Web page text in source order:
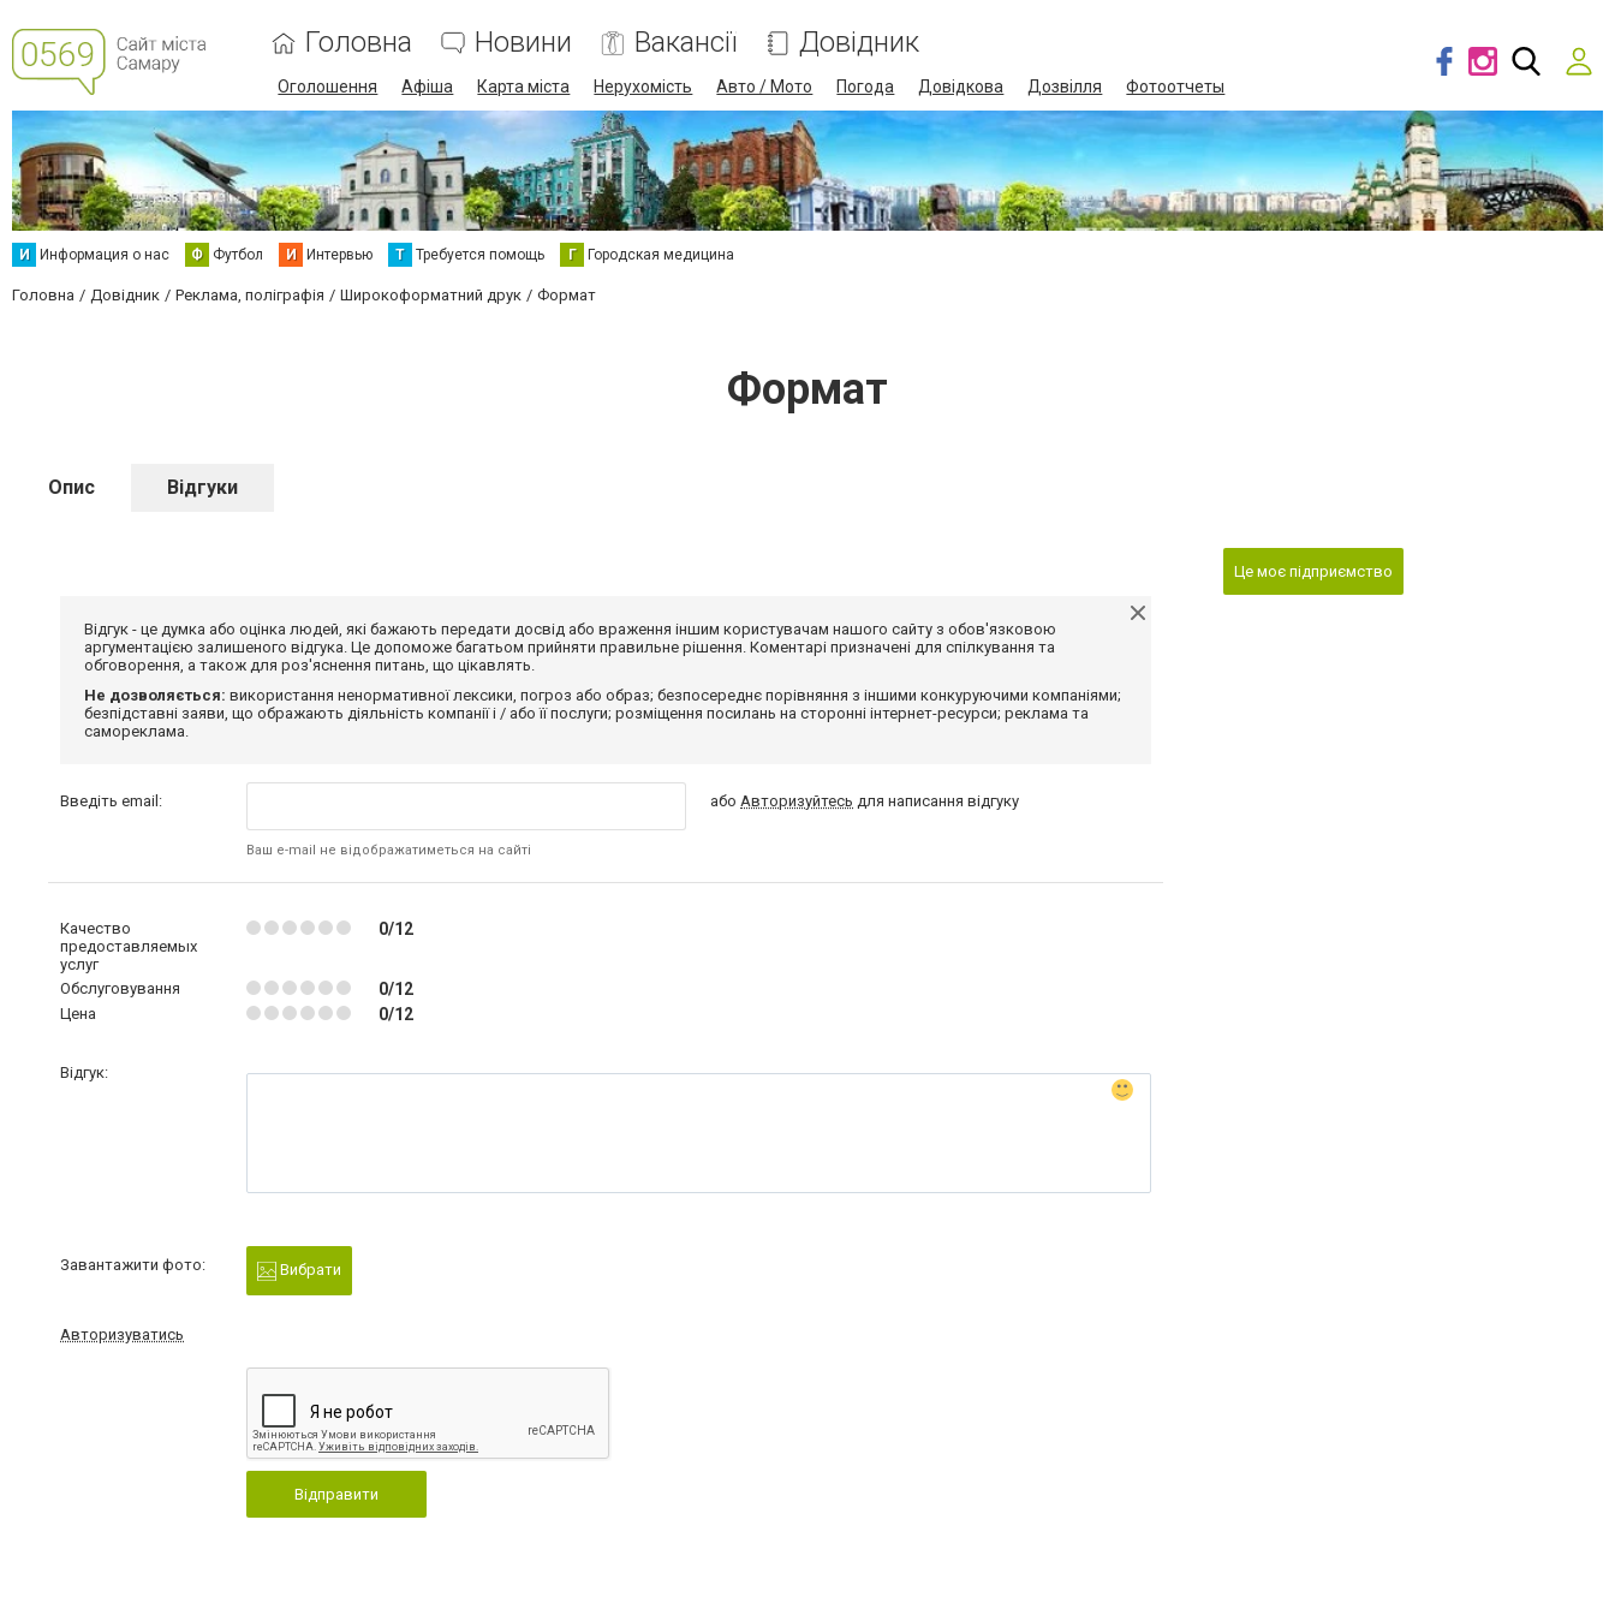
Головна Новини Вакансії Довідник
Оголошення Афіша Карта міста Нерухомість Авто / Мото Погода Довідкова Дозвілля Фотоотчеты
И Информация о нас Ф Футбол И Интервью Т Требуется помощь Г Городская медицина
Головна Довідник Реклама, поліграфія Широкоформатний друк Формат
Формат
Опис Відгуки
Відгук - це думка або оцінка людей, які бажають передати досвід або враження іншим користувачам нашого сайту з обов'язковою
аргументацією залишеного відгука. Це допоможе багатьом прийняти правильне рішення. Коментарі призначені для спілкування та
обговорення, а також для роз'яснення питань, що цікавлять.
Не дозволяється: використання ненормативної лексики, погроз або образ; безпосереднє порівняння з іншими конкуруючими компаніями;
безпідставні заяви, що ображають діяльність компанії і / або її послуги; розміщення посилань на сторонні інтернет-ресурси; реклама та
самореклама.
Введіть email:
Ваш e-mail не відображатиметься на сайті
абоАвторизуйтесь для написання відгуку
Качество
предоставляемых
услуг
0/12
Обслуговування 0/12
Цена 0/12
Відгук:
Завантажити фото: Вибрати
Авторизуватись
Відправити
Це моє підприємство